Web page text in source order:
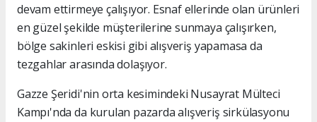
devam ettirmeye çalışıyor. Esnaf ellerinde olan ürünleri
en güzel şekilde müşterilerine sunmaya çalışırken,
bölge sakinleri eskisi gibi alışveriş yapamasa da
tezgahlar arasında dolaşıyor.
Gazze Şeridi'nin orta kesimindeki Nusayrat Mülteci
Kampı'nda da kurulan pazarda alışveriş sirkülasyonu